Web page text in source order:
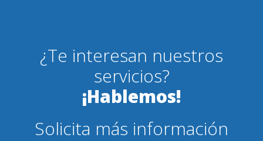
¿Te interesan nuestros
servicios?
¡Hablemos!
Solicita más información